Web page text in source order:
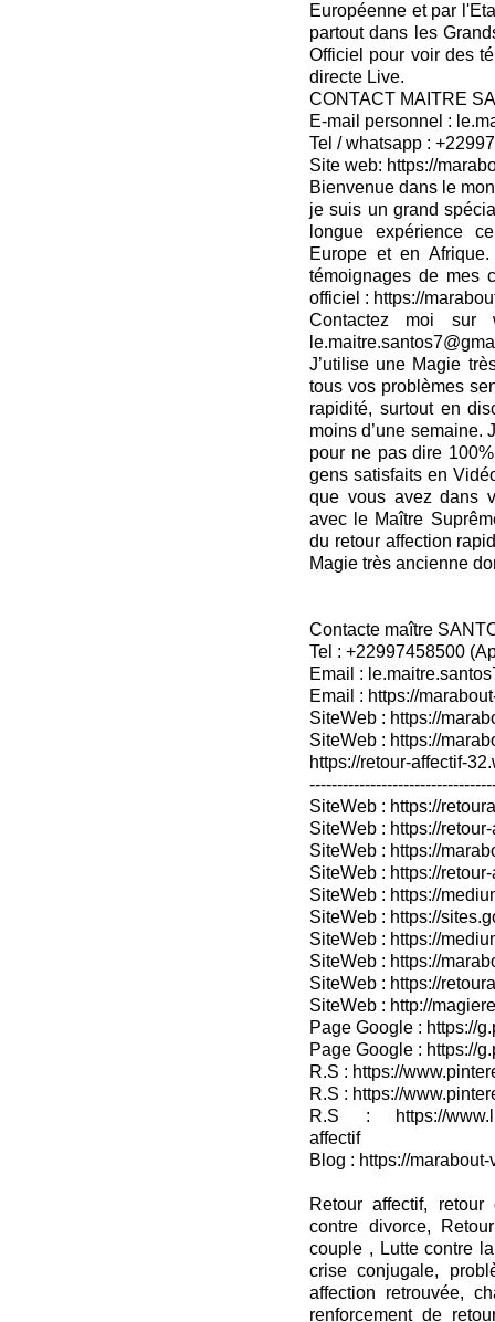
Européenne et par
partout dans les
Officiel pour voir des
directe Live.
CONTACT MAITRE
E-mail personnel :
Tel / whatsapp :
Site web: https://
Bienvenue dans le
je suis un grand
longue expérience
Europe et en
témoignages de mes
officiel : https://
Contactez moi sur
J’utilise une Magie
tous vos problèmes
rapidité, surtout en
moins d’une semaine.
pour ne pas dire
gens satisfaits en
que vous avez dans
avec le Maître
du retour affection
Magie très ancienne
Contacte maître
Tel : +22997458500
Email :
Email : https://
SiteWeb : https://
SiteWeb : https://
https://retour-affectif-
SiteWeb : https://
SiteWeb : https://
SiteWeb : https://
SiteWeb : https://
SiteWeb : https://
SiteWeb : https://
SiteWeb : https://
SiteWeb : https://
SiteWeb : https://
SiteWeb : http://
Page Google : https://
Page Google : https://
R.S : https://
R.S : https://
R.S : https://
affectif
Blog : https://
Retour affectif,
contre divorce,
couple , Lutte contre
crise conjugale,
affection retrouvée,
renforcement de